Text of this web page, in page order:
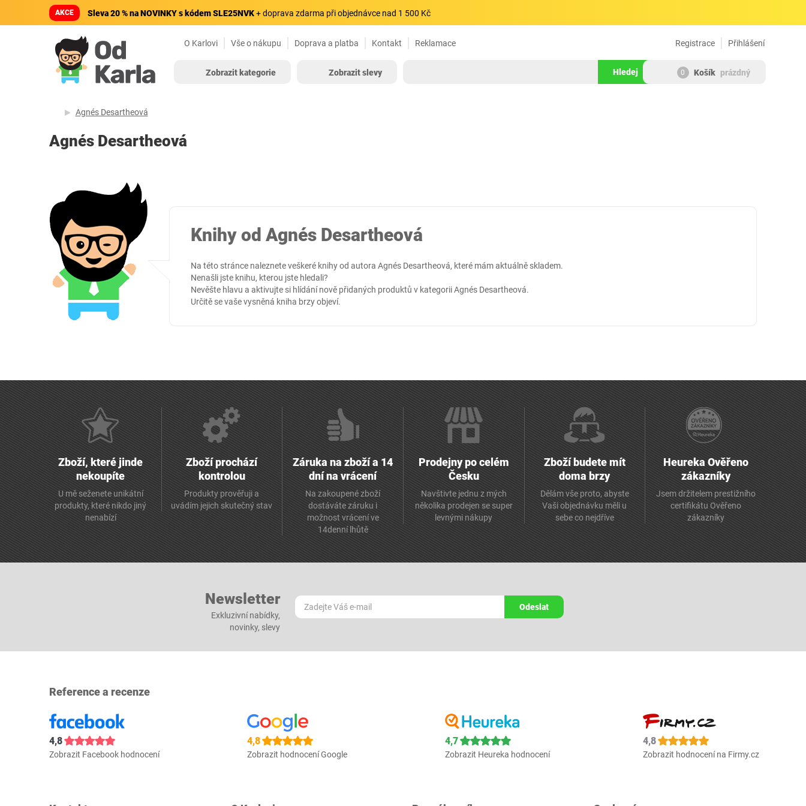
AKCE Sleva 20 % na NOVINKY s kódem SLE25NVK+ doprava zdarma při objednávce nad 1 500 Kč
O Karlovi Vše o nákupu Doprava a platba Kontakt Reklamace Přihlášení
Registrace
Zobrazit kategorie Zobrazit slevy Hledej 0 Košík prázdný
Agnés Desartheová
Agnés Desartheová
Knihy od Agnés Desartheová
Na této stránce naleznete veškeré knihy od autora Agnés Desartheová, které mám aktuálně skladem.
Nenašli jste knihu, kterou jste hledali?
Nevěšte hlavu a aktivujte si hlídání nově přidaných produktů v kategoriiAgnés Desartheová.
Určitě se vaše vysněná kniha brzy objeví.
Zboží, které jinde
nekoupíte
U mě seženete unikátní
produkty, které nikdo jiný
nenabízí
Zboží prochází
kontrolou
Produkty prověřuji a
uvádím jejich skutečný stav
Záruka na zboží a 14
dní na vrácení
Na zakoupené zboží
dostáváte záruku i
možnost vrácení ve
14denní lhůtě
Prodejny po celém
Česku
Navštivte jednu z mých
několika prodejen se super
levnými nákupy
Zboží budete mít
doma brzy
Dělám vše proto, abyste
Vaši objednávku měli u
sebe co nejdříve
Heureka Ověřeno
zákazníky
Jsem držitelem prestižního
certifikátu Ověřeno
zákazníky
Newsletter
Exkluzivní nabídky,
novinky, slevy
Odeslat
Reference a recenze
4,8
Zobrazit Facebook hodnocení
4,8
Zobrazit hodnocení Google
4,7
Zobrazit Heureka hodnocení
4,8
Zobrazit hodnocení na Firmy.cz